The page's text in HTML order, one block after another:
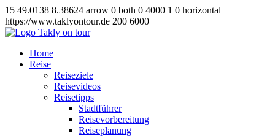
15 49.0138 8.38624 arrow 0 both 0 4000 1 0 horizontal
https://www.taklyontour.de 200 6000
Home
Reise
Reiseziele
Reisevideos
Reisetipps
Stadtführer
Reisevorbereitung
Reiseplanung